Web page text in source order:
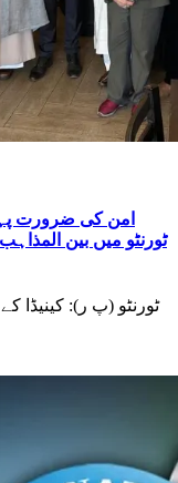
امن کی ضرورت
ٹورنٹو میں بین
ٹورنٹو (پ ر): کینیڈا